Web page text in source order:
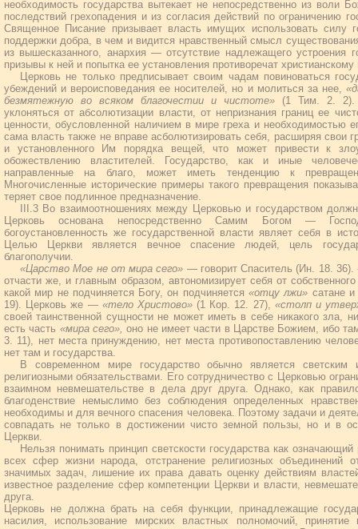
необходимость государства вытекает не непосредственно из воли
последствий грехопадения и из согласия действий по ограничению
Священное Писание призывает власть имущих использовать силу
поддержки добра, в чем и видится нравственный смысл
из вышесказанного, анархия — отсутствие надлежащего
призывы к ней и попытка ее установления противоречат
Церковь не только предписывает своим чадам повиноваться
убеждений и вероисповедания ее носителей, но и молиться за нее,
безмятежную во всяком благочестии и чистоте» (1 Тим. 2. 2).
уклоняться от абсолютизации власти, от непризнания границ ее
ценности, обусловленной наличием в мире греха и необходимостью
сама власть также не вправе асболютизировать себя, расширяя свои
и установленного Им порядка вещей, что может привести к
обожествлению властителей. Государство, как и иные
направленные на благо, может иметь тенденцию к
Многочисленные исторические примеры такого превращения
теряет свое подлинное предназначение.
III.3 Во взаимоотношениях между Церковью и государством
Церковь основана непосредственно Самим Богом —
богоустановленность же государственной власти являет себя в
Целью Церкви является вечное спасение людей, цель
благополучии.
«Царство Мое не от мира сего» — говорит Спаситель (Ин. 18. 36).
отчасти же, и главным образом, автономизирует себя от
какой мир не подчиняется Богу, он подчиняется «отцу лжи» сатане
19). Церковь же — «тело Христово»(1 Кор. 12. 27), «столп и
своей таинственной сущности не может иметь в себе никакого зла,
есть часть «мира сего», оно не имеет части в Царстве Божием, ибо
3. 11), нет места принуждению, нет места противопоставлению
нет там и государства.
В современном мире государство обычно является светским
религиозными обязательствами. Его сотрудничество с Церковью
взаимном невмешательстве в дела друг друга. Однако, как
благоденствие немыслимо без соблюдения определенных
необходимы и для вечного спасения человека. Поэтому задачи и
совпадать не только в достижении чисто земной пользы, но и в
Церкви.
Нельзя понимать принцип светскости государства как
всех сфер жизни народа, отстранение религиозных объединений
значимых задач, лишение их права давать оценку действиям
известное разделение сфер компетенции Церкви и власти,
друга.
Церковь не должна брать на себя функции, принадлежащие
насилия, использование мирских властных полномочий,